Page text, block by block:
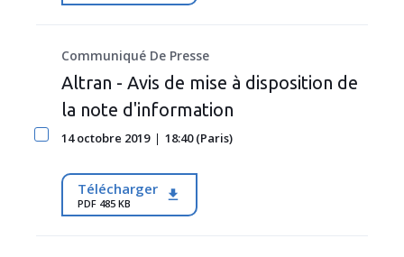
Communiqué De Presse
Altran - Avis de mise à disposition de
la note d'information
14 octobre 2019 18:40 (Paris)
Télécharger
PDF 485 KB